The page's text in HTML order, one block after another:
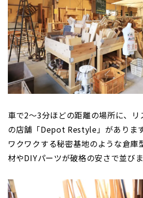
車で2〜3分ほどの距離の場所に、
の店舗「Depot Restyle」がありま
ワクワクする秘密基地のような倉庫
材やDIYパーツが破格の安さで並びま